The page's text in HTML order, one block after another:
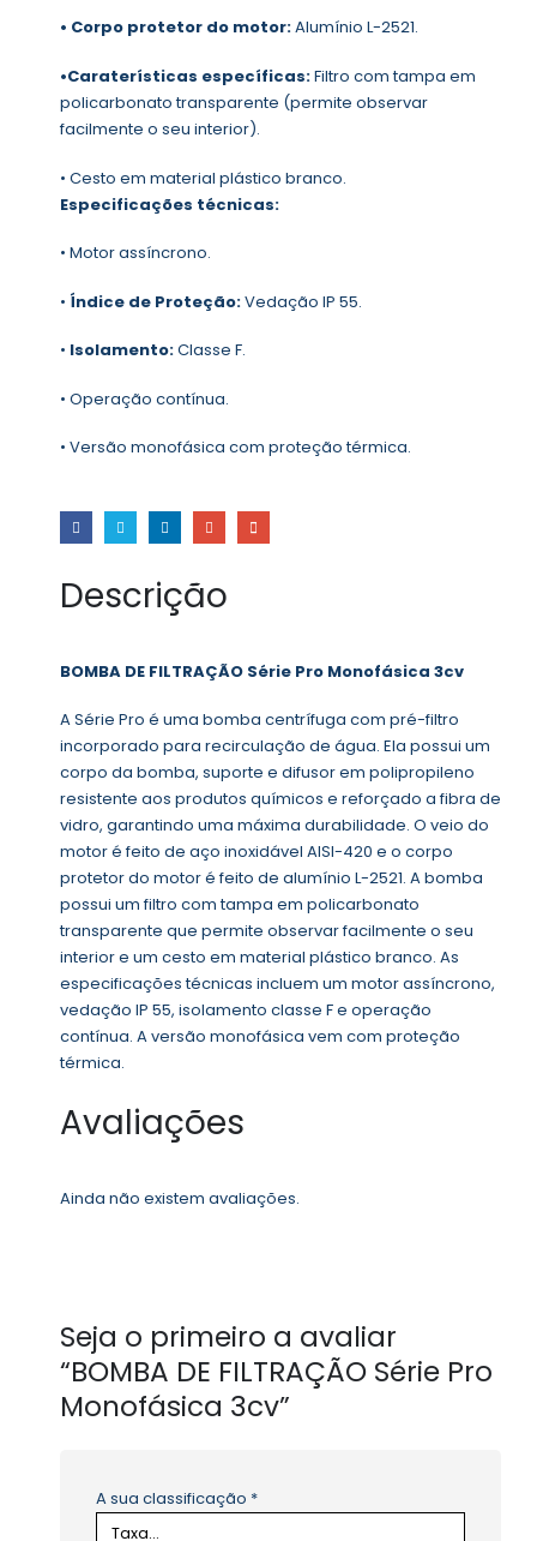
• Corpo protetor do motor:Alumínio L-2521.
•Caraterísticas específicas:Filtro com tampa em
policarbonato transparente (permite observar
facilmente o seu interior).
• Cesto em material plástico branco.
Especificações técnicas:
• Motor assíncrono.
• Índice de Proteção:Vedação IP 55.
• Isolamento:Classe F.
• Operação contínua.
• Versão monofásica com proteção térmica.
Descrição
BOMBA DE FILTRAÇÃO Série Pro Monofásica 3cv
A Série Pro é uma bomba centrífuga com pré-filtro
incorporado para recirculação de água. Ela possui um
corpo da bomba, suporte e difusor em polipropileno
resistente aos produtos químicos e reforçado a fibra de
vidro, garantindo uma máxima durabilidade. O veio do
motor é feito de aço inoxidável AISI-420 e o corpo
protetor do motor é feito de alumínio L-2521. A bomba
possui um filtro com tampa em policarbonato
transparente que permite observar facilmente o seu
interior e um cesto em material plástico branco. As
especificações técnicas incluem um motor assíncrono,
vedação IP 55, isolamento classe F e operação
contínua. A versão monofásica vem com proteção
térmica.
Avaliações
Ainda não existem avaliações.
Seja o primeiro a avaliar
“BOMBA DE FILTRAÇÃO Série Pro
Monofásica 3cv”
A sua classificação *